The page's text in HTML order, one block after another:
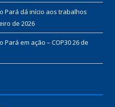
Pará dá início aos trabalhos
de 2026
em ação – COP3026 de